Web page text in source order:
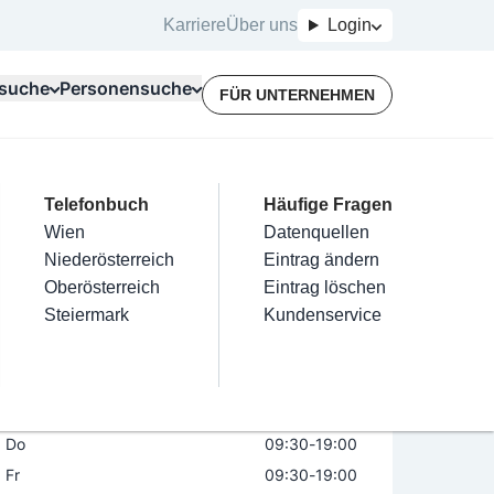
KarriereÜber uns Login
Kategorien
Friseur
Nägel
Haarentfernung
Make-Up
Für Unternehmer
Terminbuchung
Kostenlose Beratung
Top Branchen
Elektriker
Installateure
Maler & Lackierer
Branchen A-Z
Mein Firmeneintrag
Eintrag hinzufügen
Eintrag beanspruchen
Eintrag verwalten
Eintrag bewerben
Personensuche
Telefonbuch
Wien
Niederösterreich
Oberösterreich
Steiermark
Häufige Fragen
Datenquellen
Eintrag ändern
Eintrag löschen
Kundenservice
FÜR UNTERNEHMEN
Dr. Kozlowski Alexander
Öffnungszeiten
Do
09:30-19:00
Fr
09:30-19:00